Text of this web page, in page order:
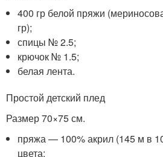
400 гр белой пряжи
гр);
спицы № 2.5;
крючок № 1.5;
белая лента.
Простой детский плед
Размер 70×75 см.
пряжа — 100% акрил (145 м в
цвета;